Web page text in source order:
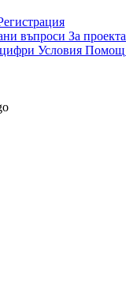
въпроси За проекта
Условия Помощ